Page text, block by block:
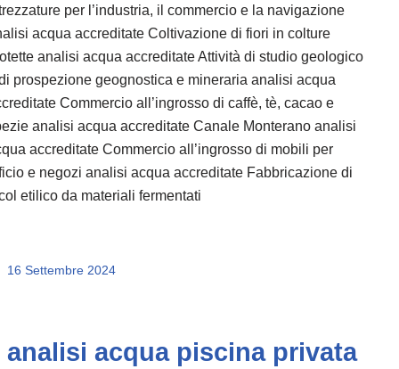
per l’industria, il commercio e la navigazione
acqua accreditate Coltivazione di fiori in colture
analisi acqua accreditate Attività di studio geologico
prospezione geognostica e mineraria analisi acqua
Commercio all’ingrosso di caffè, tè, cacao e
analisi acqua accreditate Canale Monterano analisi
accreditate Commercio all’ingrosso di mobili per
e negozi analisi acqua accreditate Fabbricazione di
etilico da materiali fermentati
16 Settembre 2024
analisi acqua piscina privata